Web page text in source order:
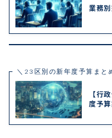
業務
＼23区別の新年度予算まと
【行
度予算